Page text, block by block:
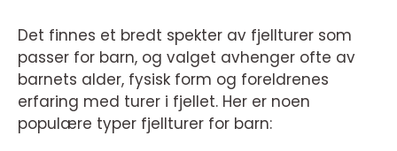
Det finnes et bredt spekter av fjellturer som
passer for barn, og valget avhenger ofte av
barnets alder, fysisk form og foreldrenes
erfaring med turer i fjellet. Her er noen
populære typer fjellturer for barn: